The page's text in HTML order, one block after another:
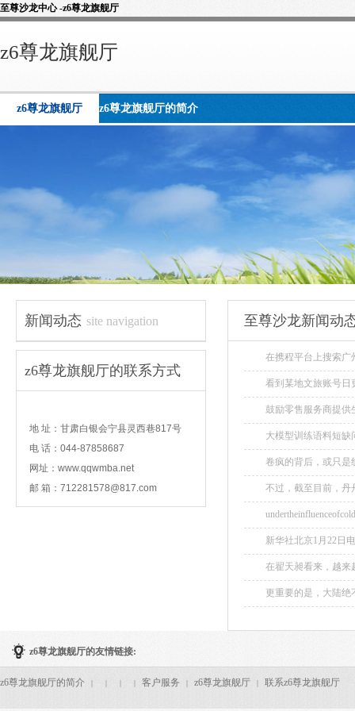
至尊沙龙中心 -z6尊龙旗舰厅
z6尊龙旗舰厅
z6尊龙旗舰厅 z6尊龙旗舰厅的简介
新闻动态 site navigation
z6尊龙旗舰厅的联系方式
地 址：甘肃白银会宁县灵西巷817号
电 话：044-87858687
网址：www.qqwmba.net
邮 箱： 712281578@817.com
至尊沙龙新闻动
在携程平台上搜索广
看到某地文旅账号
容，但尚可接受，只
鼓励零售服务商提供
大模型训练语料短缺
大模型地图研究报告
数的80%以上。...
卷疯的背后，或只
文旅局长十分钟xxx
不过，截至目前，丹
新华社北京1月22日
（村超）、全国和美
现象级的体育事件。
在翟天昶看来，越来
国持续扩大开放的战
更重要的是，大陆绝
z6尊龙旗舰厅的友情链接:
z6尊龙旗舰厅的简介 | | | | 客户服务 | z6尊龙旗舰厅 | 联系z6尊龙旗舰厅